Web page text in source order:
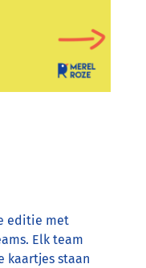
editie met
Elk team
kaartjes staan